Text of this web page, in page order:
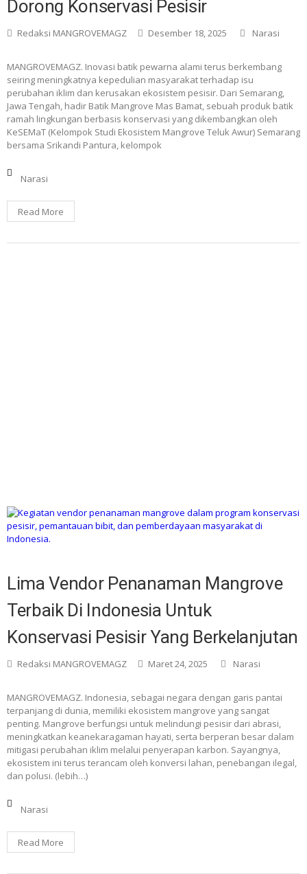
Dorong Konservasi Pesisir
Redaksi MANGROVEMAGZ Desember 18, 2025 Narasi
MANGROVEMAGZ. Inovasi batik pewarna alami terus berkembang
seiring meningkatnya kepedulian masyarakat terhadap isu
perubahan iklim dan kerusakan ekosistem pesisir. Dari Semarang,
Jawa Tengah, hadir Batik Mangrove Mas Bamat, sebuah produk batik
ramah lingkungan berbasis konservasi yang dikembangkan oleh
KeSEMaT (Kelompok Studi Ekosistem Mangrove Teluk Awur) Semarang
bersama Srikandi Pantura, kelompok
Narasi
Read More
Lima Vendor Penanaman Mangrove
Terbaik Di Indonesia Untuk
Konservasi Pesisir Yang Berkelanjutan
Redaksi MANGROVEMAGZ Maret 24, 2025 Narasi
MANGROVEMAGZ. Indonesia, sebagai negara dengan garis pantai
terpanjang di dunia, memiliki ekosistem mangrove yang sangat
penting. Mangrove berfungsi untuk melindungi pesisir dari abrasi,
meningkatkan keanekaragaman hayati, serta berperan besar dalam
mitigasi perubahan iklim melalui penyerapan karbon. Sayangnya,
ekosistem ini terus terancam oleh konversi lahan, penebangan ilegal,
dan polusi. (lebih…)
Narasi
Read More